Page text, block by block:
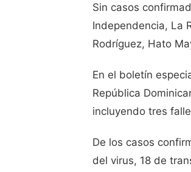
Sin casos
Independencia, La
Rodríguez, Hato
En el boletín
República
incluyendo tres
De los casos
del virus, 18 de